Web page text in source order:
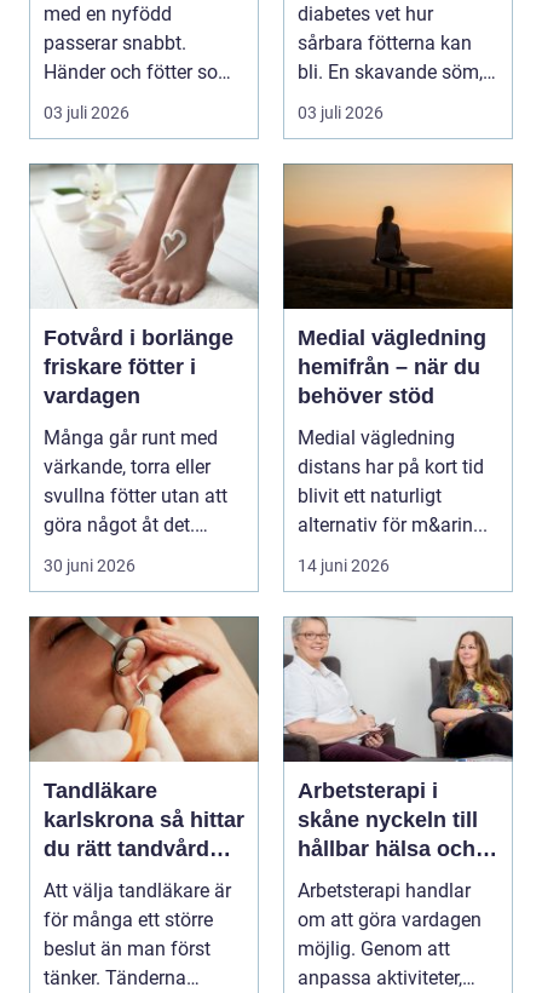
med en nyfödd
passerar snabbt.
Händer och fötter som
är mindre än någon
kunnat f...
03 juli 2026
diabetes vet hur
sårbara fötterna kan
bli. En skavande söm,
en hård resår eller ...
03 juli 2026
Fotvård i borlänge
friskare fötter i
vardagen
Många går runt med
värkande, torra eller
svullna fötter utan att
göra något åt det.
Fötterna bär hel...
30 juni 2026
Medial vägledning
hemifrån – när du
behöver stöd
Medial vägledning
distans har på kort tid
blivit ett naturligt
alternativ för m&arin...
14 juni 2026
Tandläkare
karlskrona så hittar
du rätt tandvård
nära dig
Att välja tandläkare är
för många ett större
beslut än man först
tänker. Tänderna
Arbetsterapi i
skåne nyckeln till
hållbar hälsa och
arbete
Arbetsterapi handlar
om att göra vardagen
möjlig. Genom att
anpassa aktiviteter,